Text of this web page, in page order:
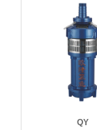
QY